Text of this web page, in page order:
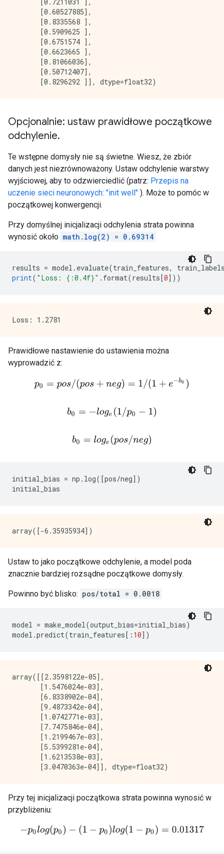
       [0.60527885],
       [0.8335568 ],
       [0.5909625 ],
       [0.6751574 ],
       [0.6623665 ],
       [0.81066036],
       [0.50712407],
Opcjonalnie: ustaw prawidłowe początkowe
odchylenie.
Te wstępne domysły nie są świetne. Wiesz, że zbiór
danych jest niezrównoważony. Ustaw odchylenie warstwy
wyjściowej, aby to odzwierciedlić (patrz: Przepis na
uczenie sieci neuronowych: "init well" ). Może to pomóc w
początkowej konwergencji.
Przy domyślnej inicjalizacji odchylenia strata powinna
wynosić około math.log(2) = 0.69314
results = model . evaluate(train_features,
print( "Loss: {:0.4f}" . format(results[0]))
Prawidłowe nastawienie do ustawienia można
wyprowadzić z:
p0=pos/(p os+neg)= 1/ 1 +e− b0)
b0 =−loge (1/p0− 1)
b0= loge (pos/neg)
initial_bias = np . log([pos/neg])
initial_bias
Ustaw to jako początkowe odchylenie, a model poda
znacznie bardziej rozsądne początkowe domysły.
Powinno być blisko: pos/total = 0.0018
model = make_model(output_bias=initial_bias)
model .predict(train_features[: 10])
array([[2.3598122e-05],
       [1.5476024e-03],
       [6.8338902e-04],
       [9.4873342e-04],
       [1.0742771e-03],
       [7.7475846e-04],
       [1.2199467e-03],
       [5.5399281e-04],
       [1.6213538e-03],
Przy tej inicjalizacji początkowa strata powinna wynosić w
przybliżeniu:
−p0log(p 0 )− (1−p0 )log(1− p0 =0.01317